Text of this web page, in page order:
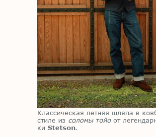
Клас­си­че­ская лет­няя шля­па в
сти­ле из соломы тойоот
ки Stetson.